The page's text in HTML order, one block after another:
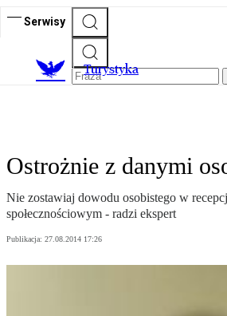
Serwisy
Turystyka
Ostrożnie z danymi
Nie zostawiaj dowodu osobistego w
społecznościowym - radzi ekspert
Publikacja: 27.08.2014 17:26